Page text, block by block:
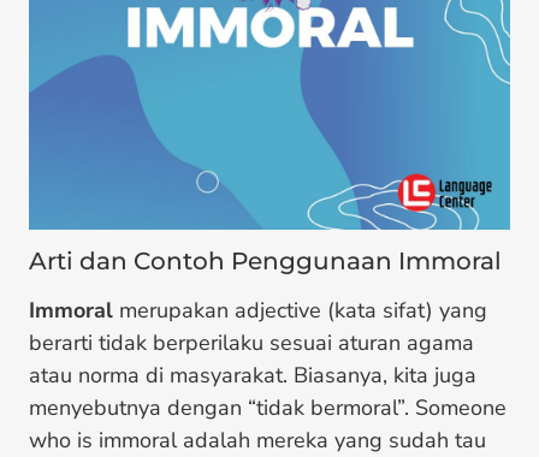
Arti dan Contoh Penggunaan Immoral
Immoral merupakan adjective (kata sifat) yang
berarti tidak berperilaku sesuai aturan agama
atau norma di masyarakat. Biasanya, kita juga
menyebutnya dengan “tidak bermoral”. Someone
who is immoral adalah mereka yang sudah tau